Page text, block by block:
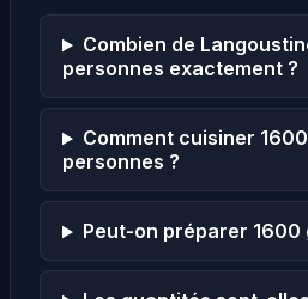
Combien de
personnes exactement ?
Comment cuisiner
personnes ?
Peut-on préparer 1600